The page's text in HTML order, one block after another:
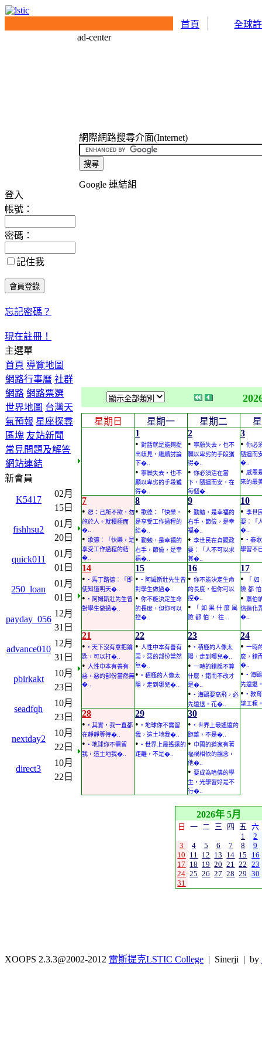
首頁 全球
登入
帳號：
密碼：
記住我
忘記密碼？
現在註冊！
主選單
首頁 導覽地圖
網路行事曆 社群
網路 網路票選
世界地圖 台灣天
氣預報 星座探尋
區塊 友站新聞
常見問題及解答
網站連結
新會員
K5417
02月
15日
fishhsu2
01月
20日
quick011
01月
01日
250_loan
01月
01日
payday_056
12月
31日
advance010
12月
31日
pbirkakt
10月
23日
seadfqh
10月
23日
nextday2
10月
22日
direct3
10月
22日
ad-center
網際網路搜尋介面(Internet)
Google 連結組
星期日 星期一 星期二
1
• 對話就是能夠提
出歧見，繼續討論
下�..
• 寧願失去，也不
願以卑劣的手段獲
得�..
2
• 寧願失去，也不
願以卑劣的手段獲
得�..
• 你必須活在當
下，隨遇而安，在
每個�..
3
• 你必
隨遇而
�..
• 感恩
來的最
7
• 恕：己所不欲，勿
施於人。就積極面
�..
• 歌德：「快樂，是
享受工作過程的結
�..
8
• 歌德：「快樂，
是享受工作過程的
結�..
• 勤勉，是幸福的
右手，節儉，是幸
福�..
9
• 勤勉，是幸福的
右手，節儉，是幸
福�..
• 李世民在貞觀政
要：「人不可以求
其�..
10
• 李世
要：「
�..
• • 泰
學習不
14
• • 馬丁路德：「即
使知道明天�..
• • 阿姆斯壯先生曾
對學生做過�..
15
• • 阿姆斯壯先生曾
對學生做過�..
• 你不能決定生命
的長度，但你可以
控�..
16
• 你不能決定生命
的長度，但你可以
控�..
•
「 如 果 什 麼 風
險 都 怕 ， 往 ..
17
•
「
險 都
• 蕭伯
信造化
�..
21
• • 天下沒有意把鑰
匙，可以打�..
• 人性中本有善有
惡，惡的部份當然無
�..
22
• 人性中本有善有
惡，惡的部份當然
無�..
• • 積極的人像太
陽，走到哪兒�..
23
• • 積極的人像太
陽，走到哪兒�..
• 一時的錯誤不算
什麼，錯而不改才
是�..
• • 海鷗要高飛，必
先遠退。花�..
24
• 一時
麼，錯
�..
• • 海
先遠退
• • 教
望工程
28
• • 其實，我一直都
在靜靜等待�..
• • 地球你不需留
我，這土地我�..
29
• • 地球你不需留
我，這土地我�..
• • 世界上最遙遠的
距離，不是�..
30
• • 世界上最遙遠的
距離，不是�..
• 中國的道家有著
福禍相依的觀念，
他�..
• 要成為哈佛的學
生，光學習好是不
行�..
2026年 5月
日 一 二 三 四 五
六
1
2
3
4 5 6 7 8
9
10 11 12 13 14 15
16
17 18 19 20 21 22 23
24 25 26 27 28 29 30
31
XOOPS 2.3.3@2002-2012 雷斯提克LSTIC College | Sinerji | by